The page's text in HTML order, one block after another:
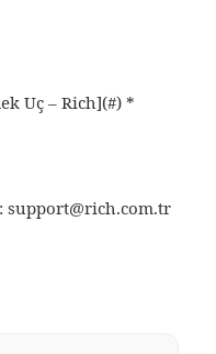
Uç – Rich](#) *
support@rich.com.tr